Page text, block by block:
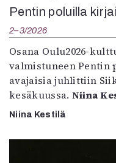
Pentin poluilla
2–3/2026
Osana Oulu2026-
valmistuneen
avajaisia juhlittiin
kesäkuussa. Niina
Niina Kestilä